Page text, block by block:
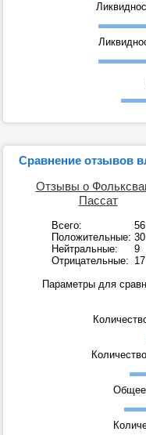
Сравнение отзывов
Отзывы о
Пассат
Всего:
56
Положительные: 30
Нейтральные:
9
Отрицательные: 17
Параметры для
Общее